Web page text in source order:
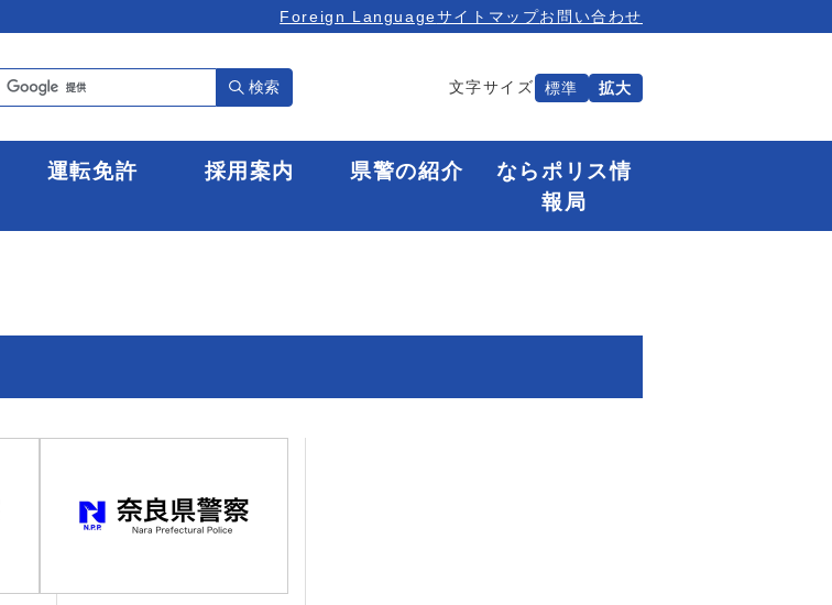
Foreign Languageサイトマップお問い合わせ
検索 文字サイズ 標準 拡大
運転免許 採用案内 県警の紹介
ならポリス情
報局